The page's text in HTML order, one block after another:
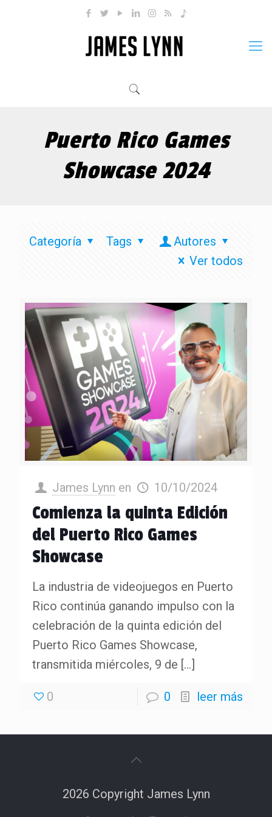
Puerto Rico Games
Showcase 2024
Categoría Tags
Autores
Ver todos
James Lynn en 10/10/2024
Comienza la quinta Edición
del Puerto Rico Games
Showcase
La industria de videojuegos en Puerto
Rico continúa ganando impulso con la
celebración de la quinta edición del
Puerto Rico Games Showcase,
transmitida miércoles, 9 de […]
0 0 leer más
2026 Copyright James Lynn